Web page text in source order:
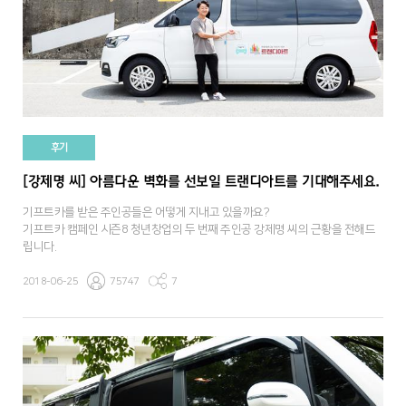
후기
[강제명 씨] 아름다운 벽화를 선보일 트랜디아트를 기대해주세요.
기프트카를 받은 주인공들은 어떻게 지내고 있을까요?
기프트카 캠페인 시즌8 청년창업의 두 번째 주인공 강제명 씨의 근황을 전해드
립니다.
2018-06-25 75747 7